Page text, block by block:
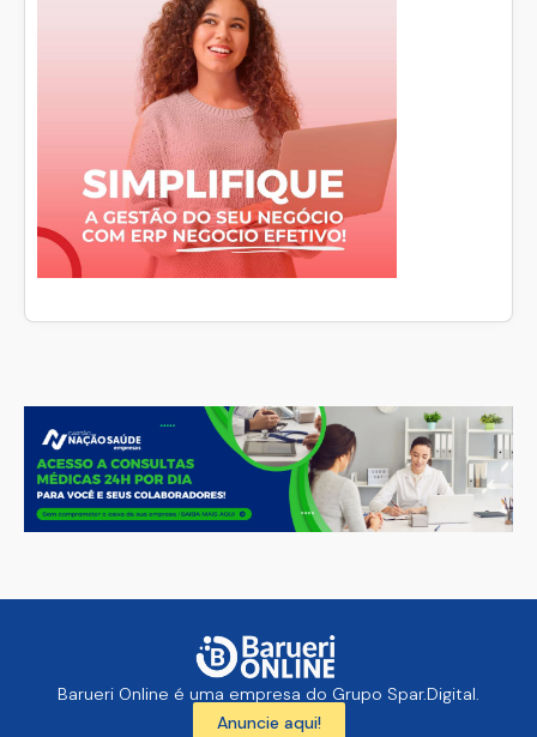
Barueri Online é uma empresa do Grupo Spar.Digital.
Anuncie aqui!